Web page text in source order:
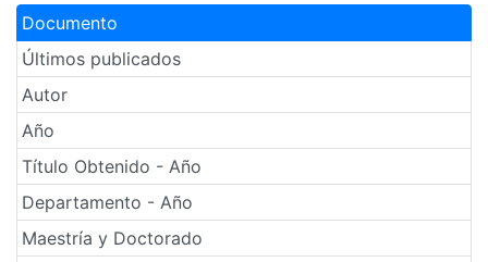
Documento
Últimos publicados
Autor
Año
Título Obtenido - Año
Departamento - Año
Maestría y Doctorado